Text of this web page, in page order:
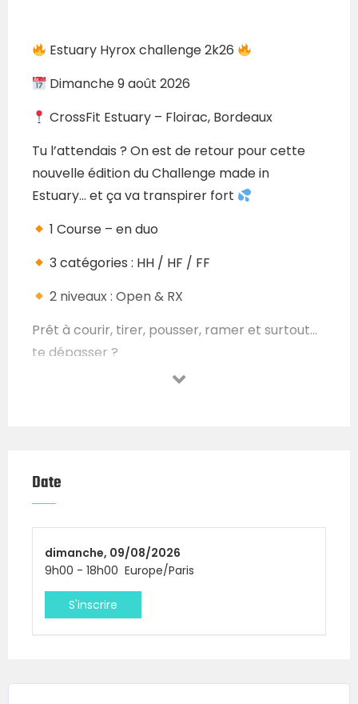
Estuary Hyrox challenge 2k26
Dimanche 9 août 2026
CrossFit Estuary – Floirac, Bordeaux
Tu l’attendais ? On est de retour pour cette
nouvelle édition du Challenge made in
Estuary… et ça va transpirer fort
1 Course – en duo
3 catégories : HH / HF / FF
2 niveaux : Open & RX
Prêt à courir, tirer, pousser, ramer et surtout…
te dépasser ?
Ouverture des inscriptions samedi 24 mai à
Date
dimanche, 09/08/2026
9h00 - 18h00 Europe/Paris
S'inscrire